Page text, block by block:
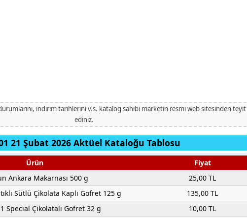
indirim tarihlerini v.s. katalog sahibi marketin resmi web sitesinden teyit
ediniz.
21 Şubat 2026 Aktüel Kataloğu Tablosu
Ürün
Fiyat
Ankara Makarnası 500 g
25,00 TL
Sütlü Çikolata Kaplı Gofret 125 g
135,00 TL
Special Çikolatalı Gofret 32 g
10,00 TL